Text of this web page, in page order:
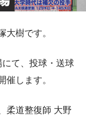
大樹です。
て、投球・送球
催します。
柔道整復師 大野